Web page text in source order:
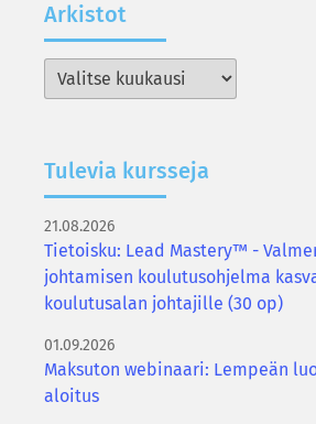
Ar­kis­tot
Arkistot
Tu­le­via kurs­se­ja
21.08.2026
Tietoisku: Lead Mastery™ -
johtamisen koulutusohjelma
koulutusalan johtajille (30 op)
01.09.2026
Maksuton webinaari: Lempeän
aloitus